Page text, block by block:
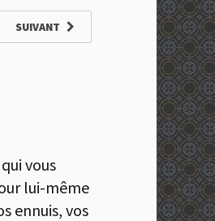
SUIVANT
vous
lui-même
ennuis, vos